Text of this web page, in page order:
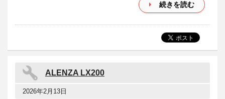
続きを読む
ALENZA LX200
2026年2月13日